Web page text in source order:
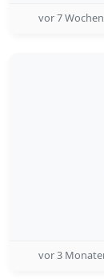
vor 7 Wochen
vor 3